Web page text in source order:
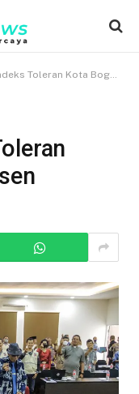
Toleran Kota Bogor 100 Persen